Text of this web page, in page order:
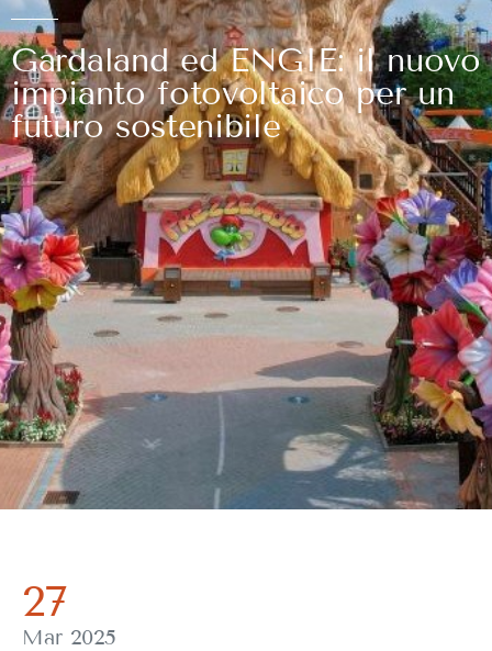
Gardaland ed ENGIE: il nuovo
impianto fotovoltaico per un
futuro sostenibile
27
Mar 2025